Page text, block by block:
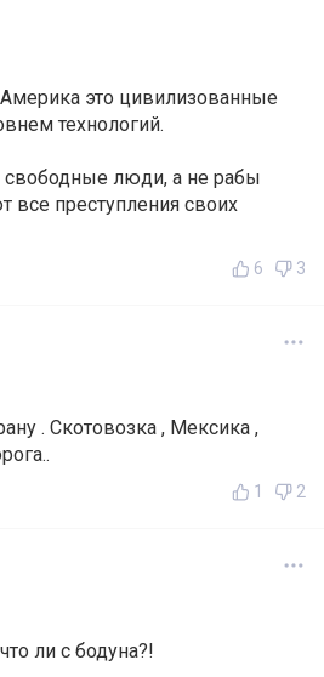
это цивилизованные
технологий.
свободные люди, а не рабы
преступления своих
6 3
. Скотовозка , Мексика ,
1 2
ли с бодуна?!